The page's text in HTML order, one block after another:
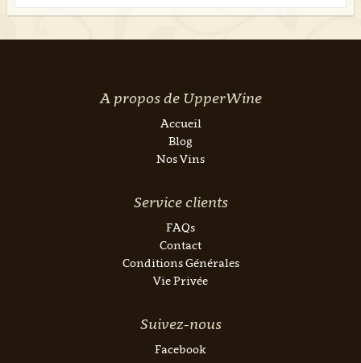
A propos de UpperWine
Accueil
Blog
Nos Vins
Service clients
FAQs
Contact
Conditions Générales
Vie Privée
Suivez-nous
Facebook